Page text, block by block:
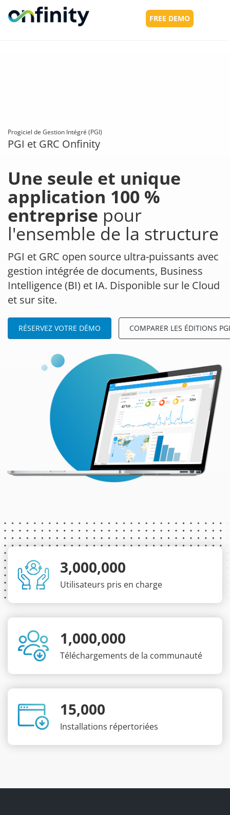
FREE DEMO
Progiciel de Gestion Intégré (PGI)
PGI et GRC Onfinity
Une seule et unique
application 100 %
entreprise pour
l'ensemble de la structure
PGI et GRC open source ultra-puissants avec
gestion intégrée de documents, Business
Intelligence (BI) et IA. Disponible sur le Cloud
et sur site.
RÉSERVEZ VOTRE DÉMO COMPARER LES ÉDITIONS PGI
3,000,000
Utilisateurs pris en charge
1,000,000
Téléchargements de la communauté
15,000
Installations répertoriées